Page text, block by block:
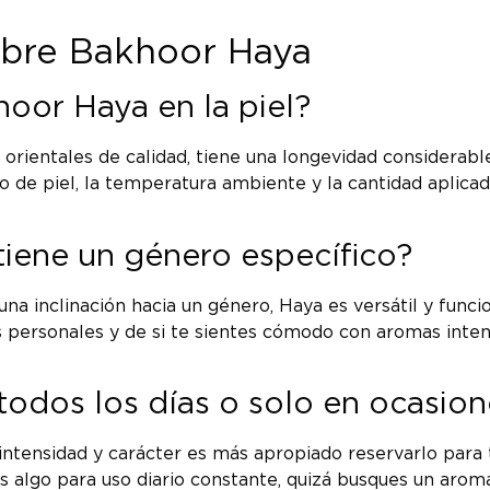
Bakhoor Haya
Haya en la piel?
de calidad, tiene una longevidad
de piel, la temperatura ambiente y la cantidad
un género específico?
inclinación hacia un género, Haya es versátil y
y de si te sientes cómodo con aromas
los días o solo en
y carácter es más apropiado reservarlo
para uso diario constante, quizá busques un